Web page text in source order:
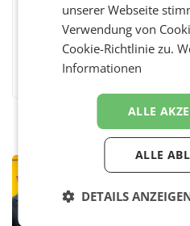
PRIMENEWS
ersten
unserer Webseite
Verwendung von
Cookie-Richtlinie zu.
Informationen
ALLE
ALLE
DETAILS